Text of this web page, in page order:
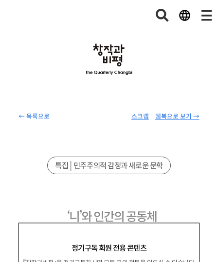
← 목록으로 웹북으로 보기 →
스크랩
정기구독 회원 전용 콘텐츠
특집│민주주의적 감정과 새로운 문학
‘니’와 인간의 공동체